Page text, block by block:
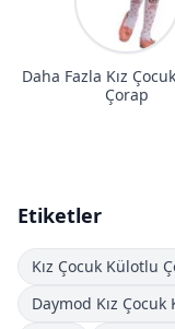
Daha Fazla Kız
Çorap
Etiketler
Kız Çocuk Külotlu
Daymod Kız